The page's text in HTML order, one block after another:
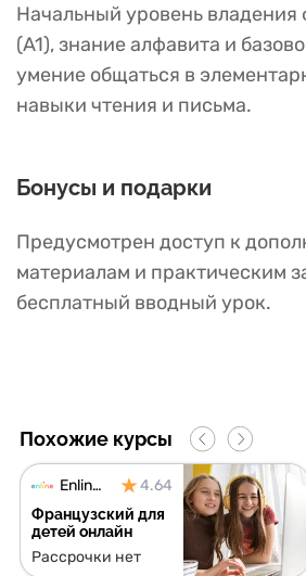
Начальный уровень владения
(A1), знание алфавита и
умение общаться в
навыки чтения и письма.
Бонусы и подарки
Предусмотрен доступ к
материалам и практическим
бесплатный вводный урок.
Похожие курсы
Enline School 4.64
Французский для
детей онлайн
Рассрочки нет